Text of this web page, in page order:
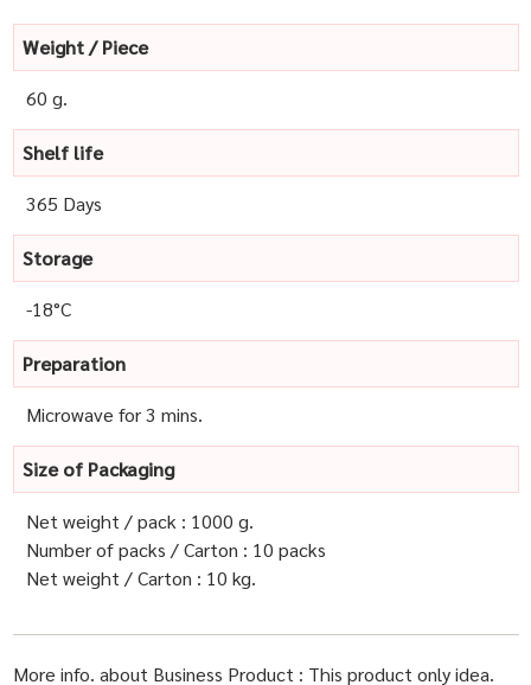
Weight / Piece
60 g.
Shelf life
365 Days
Storage
-18°C
Preparation
Microwave for 3 mins.
Size of Packaging
Net weight / pack : 1000 g.
Number of packs / Carton : 10 packs
Net weight / Carton : 10 kg.
More info. about Business Product : This product only idea.